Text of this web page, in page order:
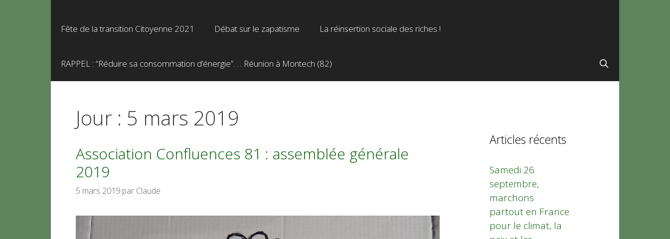
Fête de la transition Citoyenne 2021 Débat sur le zapatisme La réinsertion sociale des riches !
RAPPEL : “Réduire sa consommation d’énergie”. . . Réunion à Montech (82)
Jour : 5 mars 2019
Association Confluences 81 : assemblée générale
2019
5 mars 2019 par Claude
Articles récents
Samedi 26
septembre,
marchons
partout en France
pour le climat, la